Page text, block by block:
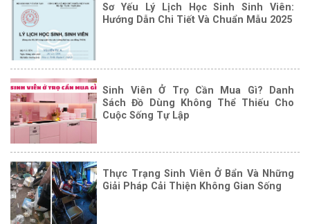
Sơ Yếu Lý Lịch Học Sinh Sinh Viên:
Hướng Dẫn Chi Tiết Và Chuẩn Mẫu 2025
Sinh Viên Ở Trọ Cần Mua Gì? Danh
Sách Đồ Dùng Không Thể Thiếu Cho
Cuộc Sống Tự Lập
Thực Trạng Sinh Viên Ở Bẩn Và Những
Giải Pháp Cải Thiện Không Gian Sống